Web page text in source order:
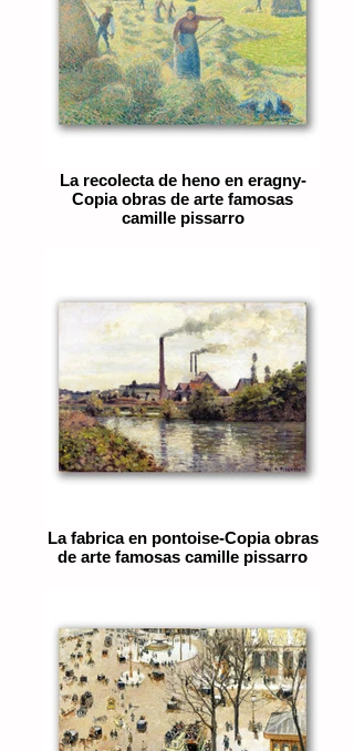
La recolecta de heno en eragny-
Copia obras de arte famosas
camille pissarro
La fabrica en pontoise-Copia obras
de arte famosas camille pissarro